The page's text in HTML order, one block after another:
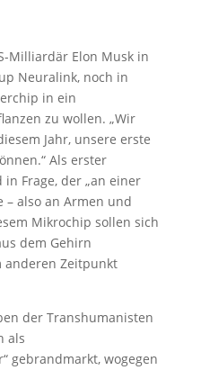
Milliardär Elon Musk in
Neuralink, noch in
in ein
zu wollen. „Wir
Jahr, unsere erste
Als erster
Frage, der „an einer
– also an Armen und
Mikrochip sollen sich
dem Gehirn
anderen Zeitpunkt
der Transhumanisten
als
gebrandmarkt, wogegen